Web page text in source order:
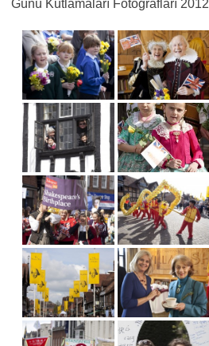
Günü Kutlamaları Fotoğrafları 2012